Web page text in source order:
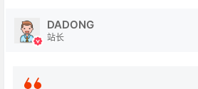
DADONG
站长